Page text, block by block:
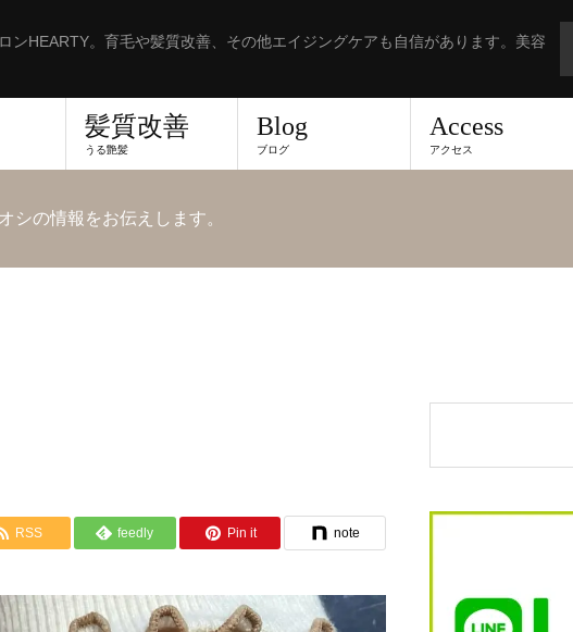
ンHEARTY。育毛や髪質改善、その他エイジングケアも自信があります。美容
髪質改善
うる艶髪
Blog
ブログ
Access
アクセス
シの情報をお伝えします。
RSS feedly Pin it note